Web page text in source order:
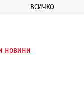
ВСИЧКО
новини